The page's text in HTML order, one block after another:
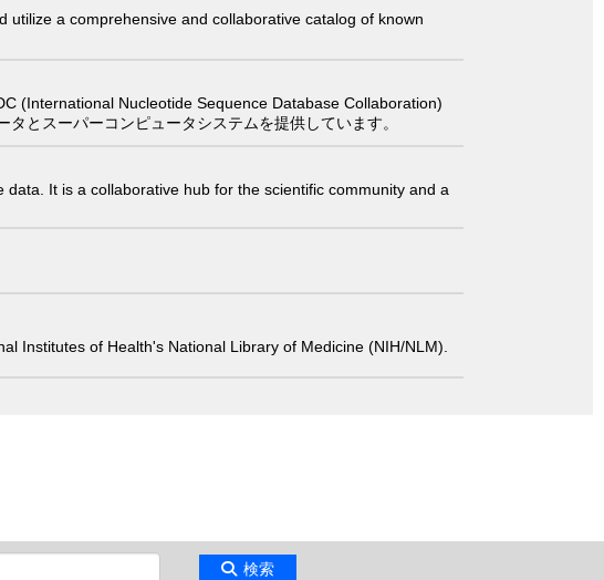
a comprehensive and collaborative catalog of known
(International Nucleotide Sequence Database Collaboration)
とスーパーコンピュータシステムを提供しています。
It is a collaborative hub for the scientific community and a
Institutes of Health's National Library of Medicine (NIH/NLM).
検索